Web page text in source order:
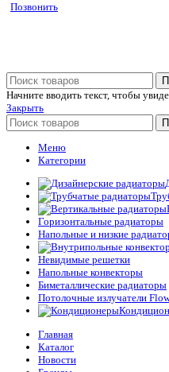
Позвонить
Начните вводить текст, чтобы
Закрыть
Меню
Категории
Горизонтальные радиаторы
Напольные и низкие
Невидимые решетки
Напольные конвекторы
Биметаллические радиаторы
Потолочные излучатели
Главная
Каталог
Новости